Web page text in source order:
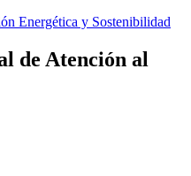
Energética y Sostenibilidad
de Atención al